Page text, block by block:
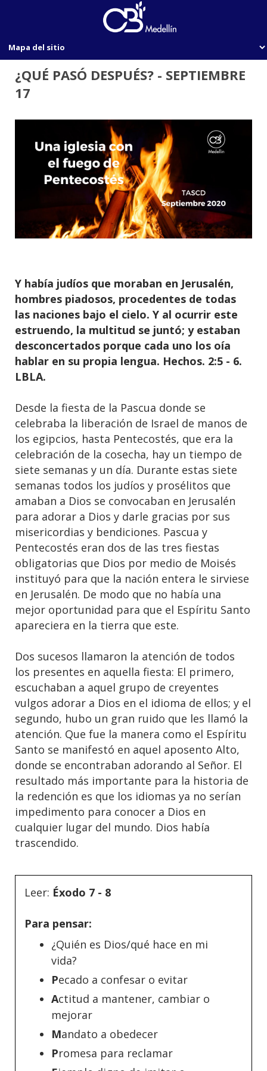
¿QUÉ PASÓ DESPUÉS? - SEPTIEMBRE
17
Y había judíos que moraban en Jerusalén,
hombres piadosos, procedentes de todas
las naciones bajo el cielo. Y al ocurrir este
estruendo, la multitud se juntó; y estaban
desconcertados porque cada uno los oía
hablar en su propia lengua. Hechos. 2:5 - 6.
LBLA.
Desde la fiesta de la Pascua donde se
celebraba la liberación de Israel de manos de
los egipcios, hasta Pentecostés, que era la
celebración de la cosecha, hay un tiempo de
siete semanas y un día. Durante estas siete
semanas todos los judíos y prosélitos que
amaban a Dios se convocaban en Jerusalén
para adorar a Dios y darle gracias por sus
misericordias y bendiciones. Pascua y
Pentecostés eran dos de las tres fiestas
obligatorias que Dios por medio de Moisés
instituyó para que la nación entera le sirviese
en Jerusalén. De modo que no había una
mejor oportunidad para que el Espíritu Santo
apareciera en la tierra que este.
Dos sucesos llamaron la atención de todos
los presentes en aquella fiesta: El primero,
escuchaban a aquel grupo de creyentes
vulgos adorar a Dios en el idioma de ellos; y el
segundo, hubo un gran ruido que les llamó la
atención. Que fue la manera como el Espíritu
Santo se manifestó en aquel aposento Alto,
donde se encontraban adorando al Señor. El
resultado más importante para la historia de
la redención es que los idiomas ya no serían
impedimento para conocer a Dios en
cualquier lugar del mundo. Dios había
trascendido.
Leer: Éxodo 7 - 8
Para pensar:
¿Quién es Dios/qué hace en mi
vida?
Pecado a confesar o evitar
Actitud a mantener, cambiar o
mejorar
Mandato a obedecer
Promesa para reclamar